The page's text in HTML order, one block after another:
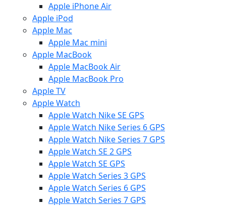
Apple iPhone Air
Apple iPod
Apple Mac
Apple Mac mini
Apple MacBook
Apple MacBook Air
Apple MacBook Pro
Apple TV
Apple Watch
Apple Watch Nike SE GPS
Apple Watch Nike Series 6 GPS
Apple Watch Nike Series 7 GPS
Apple Watch SE 2 GPS
Apple Watch SE GPS
Apple Watch Series 3 GPS
Apple Watch Series 6 GPS
Apple Watch Series 7 GPS